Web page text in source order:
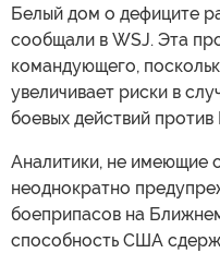
Белый дом о дефиците
сообщали в WSJ. Эта
командующего,
увеличивает риски в
боевых действий
Аналитики, не имеющие
неоднократно
боеприпасов на
способность США